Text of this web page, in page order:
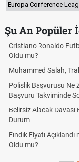
Europa Conference
Şu An Popüler
Steam Yaz
Tarihleri Belli Oldu
Manifest Londra'ya
LGS Yerleştirme
Akaryakıt indirim
CarrefourSA